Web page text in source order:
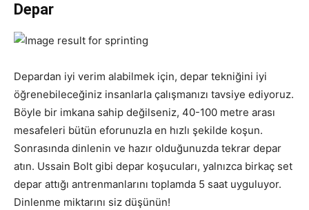
Depar
Depardan iyi verim alabilmek için, depar tekniğini iyi
öğrenebileceğiniz insanlarla çalışmanızı tavsiye ediyoruz.
Böyle bir imkana sahip değilseniz, 40-100 metre arası
mesafeleri bütün eforunuzla en hızlı şekilde koşun.
Sonrasında dinlenin ve hazır olduğunuzda tekrar depar
atın. Ussain Bolt gibi depar koşucuları, yalnızca birkaç set
depar attığı antrenmanlarını toplamda 5 saat uyguluyor.
Dinlenme miktarını siz düşünün!